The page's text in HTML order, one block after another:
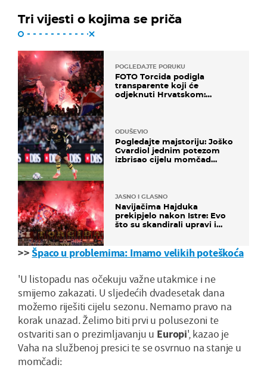
Tri vijesti o kojima se priča
POGLEDAJTE PORUKU
FOTO Torcida podigla
transparente koji će
odjeknuti Hrvatskom:
ODUŠEVIO
Pogledajte majstoriju: Joško
Gvardiol jednim potezom
izbrisao cijelu momčad
JASNO I GLASNO
Navijačima Hajduka
prekipjelo nakon Istre: Evo
što su skandirali upravi i
>>Špaco u problemima: Imamo velikih poteškoća
'U listopadu nas očekuju važne utakmice i ne
smijemo zakazati. U sljedećih dvadesetak dana
možemo riješiti cijelu sezonu. Nemamo pravo na
korak unazad. Želimo biti prvi u polusezoni te
ostvariti san o prezimljavanju u Europi', kazao je
Vaha na službenoj presici te se osvrnuo na stanje u
momčadi: